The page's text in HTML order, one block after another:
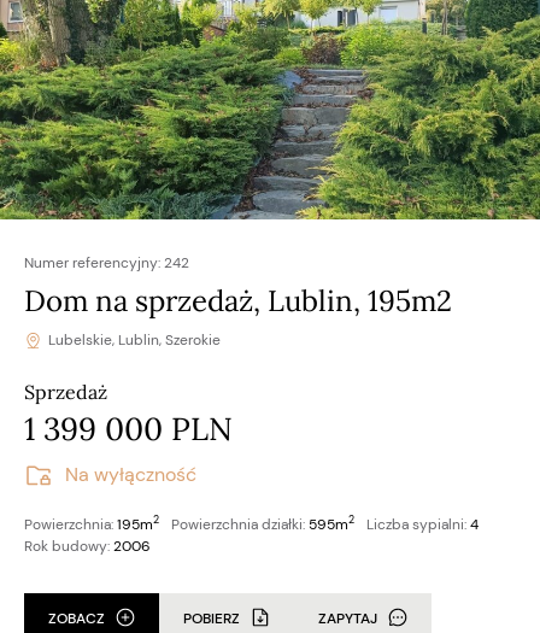
Na wyłączność
Numer referencyjny:242
Dom na sprzedaż, Lublin, 195m2
Lubelskie, Lublin, Szerokie
Sprzedaż
1 399 000 PLN
Powierzchnia:195m2 Powierzchnia działki: 595m2 Liczba sypialni:4
Rok budowy:2006
ZOBACZ POBIERZ ZAPYTAJ